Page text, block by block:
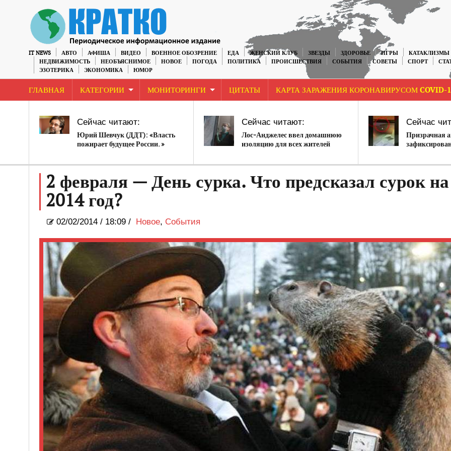
IT NEWS АВТО АФИША ВИДЕО ВОЕННОЕ ОБОЗРЕНИЕ ЕДА ЖЕНСКИЙ КЛУБ ЗВЕЗДЫ ЗДОРОВЬЕ ИГРЫ
КАТАКЛИЗМЫ
НЕДВИЖИМОСТЬ
НЕОБЪЯСНИМОЕ НОВОЕ ПОГОДА ПОЛИТИКА ПРОИСШЕСТВИЯ СОБЫТИЯ СОВЕТЫ СПОРТ
ЭЗОТЕРИКА
ЭКОНОМИКА ЮМОР
ГЛАВНАЯ КАТЕГОРИИ МОНИТОРИНГИ ЦИТАТЫ КАРТА ЗАРАЖЕНИЯ КОРОНАВИРУСОМ COVID-
Сейчас читают:
Юрий Шевчук (ДДТ): «Власть
пожирает будущее России. »
Сейчас читают:
Лос-Анджелес ввел домашнюю
изоляцию для всех жителей
Сейчас
Призрачная
пабе
2 февраля — День сурка. Что предсказал сурок на
2014 год?
02/02/2014/ 18:09 / Новое, События